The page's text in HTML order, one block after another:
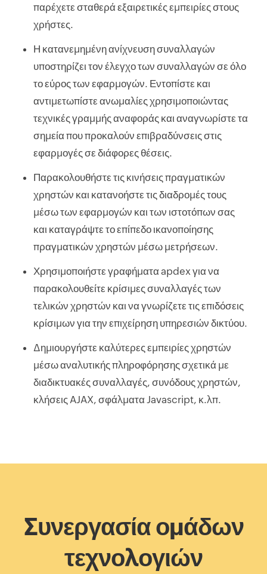
παρέχετε σταθερά εξαιρετικές εμπειρίες στους
χρήστες.
Η κατανεμημένη ανίχνευση συναλλαγών
υποστηρίζει τον έλεγχο των συναλλαγών σε όλο
το εύρος των εφαρμογών. Εντοπίστε και
αντιμετωπίστε ανωμαλίες χρησιμοποιώντας
τεχνικές γραμμής αναφοράς και αναγνωρίστε τα
σημεία που προκαλούν επιβραδύνσεις στις
εφαρμογές σε διάφορες θέσεις.
Παρακολουθήστε τις κινήσεις πραγματικών
χρηστών και κατανοήστε τις διαδρομές τους
μέσω των εφαρμογών και των ιστοτόπων σας
και καταγράψτε το επίπεδο ικανοποίησης
πραγματικών χρηστών μέσω μετρήσεων.
Χρησιμοποιήστε γραφήματα apdex για να
παρακολουθείτε κρίσιμες συναλλαγές των
τελικών χρηστών και να γνωρίζετε τις επιδόσεις
κρίσιμων για την επιχείρηση υπηρεσιών δικτύου.
Δημιουργήστε καλύτερες εμπειρίες χρηστών
μέσω αναλυτικής πληροφόρησης σχετικά με
διαδικτυακές συναλλαγές, συνόδους χρηστών,
κλήσεις AJAX, σφάλματα Javascript, κ.λπ.
Συνεργασία ομάδων
τεχνολογιών